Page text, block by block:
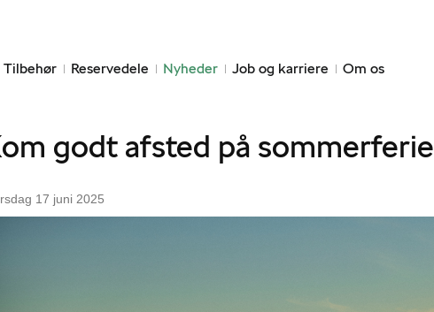
Tilbehør Reservedele Nyheder Job og karriere Om os
godt afsted på sommerferie
17 juni 2025